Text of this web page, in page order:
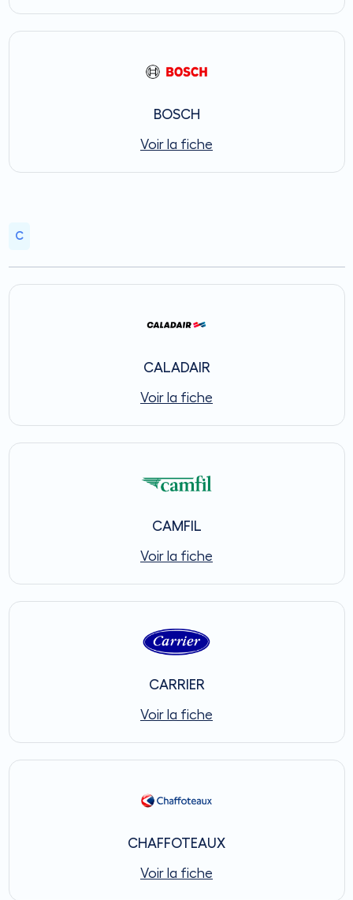
BOSCH
Voir la fiche
C
CALADAIR
Voir la fiche
CAMFIL
Voir la fiche
CARRIER
Voir la fiche
CHAFFOTEAUX
Voir la fiche